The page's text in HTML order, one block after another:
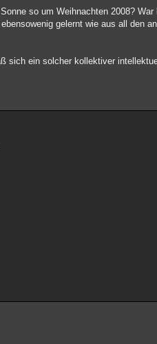
so um Weihnachten 2008?
gelernt wie aus all den
sich ein solcher kollektiver